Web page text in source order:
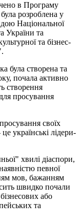
в Програму
розроблена у
Національної
України та
та бізнес-
була створена та
почала активно
створення
просування
своїх
українські лідери-
хвилі діаспори,
певної
мов, бажанням
швидко почали
або
та